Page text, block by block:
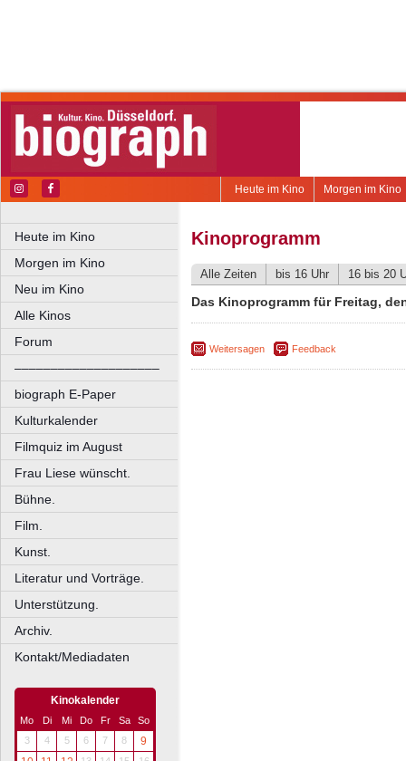
Morgen im Kino
Heute im Kino
Heute im Kino
Morgen im Kino
Neu im Kino
Alle Kinos
Forum
––––––––––––––––––––
biograph E-Paper
Kulturkalender
Filmquiz im August
Frau Liese wünscht.
Bühne.
Film.
Kunst.
Literatur und Vorträge.
Unterstützung.
Archiv.
Kontakt/Mediadaten
Kinokalender
Mo Di Mi Do Fr Sa
So
3
4 5 6 7 8
9
Kinoprogramm
Alle Zeiten bis 16 Uhr 16 bis 20
Das Kinoprogramm für Freitag,
Weitersagen Feedback